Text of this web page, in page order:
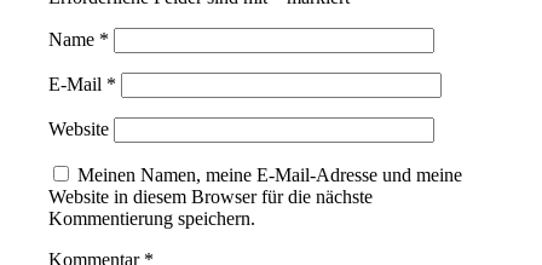
Name *
E-Mail *
Website
Meinen Namen, meine E-Mail-Adresse und meine
Website in diesem Browser für die nächste
Kommentierung speichern.
Kommentar *